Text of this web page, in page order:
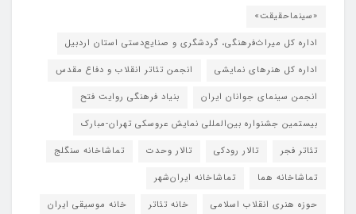
«سینماحقیقت»
اداره کل میراث‌فرهنگی، گردشگری و صنایع‌دستی استان اردبیل
اداره کل هنرهای نمایشی
انجمن تئاتر انقلاب و دفاع مقدس
انجمن سینمای جوانان ایران
بنیاد فرهنگی روایت فتح
بیستمین جشنواره بین‌المللی نمایش عروسکی تهران-مبارک
تئاتر فجر
تالار رودکی تالار وحدت
تماشاخانه سنگلج
تماشاخانه هما
تماشاخانه‌ ایران‌شهر
حوزه هنری انقلاب اسلامی
خانه تئاتر
خانه موسیقی ایران